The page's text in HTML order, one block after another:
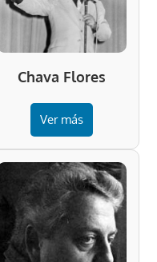
Chava Flores
Ver más